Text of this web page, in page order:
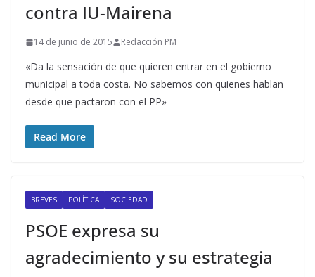
contra IU-Mairena
14 de junio de 2015 Redacción PM
«Da la sensación de que quieren entrar en el gobierno
municipal a toda costa. No sabemos con quienes hablan
desde que pactaron con el PP»
Read More
BREVES POLÍTICA SOCIEDAD
PSOE expresa su
agradecimiento y su estrategia